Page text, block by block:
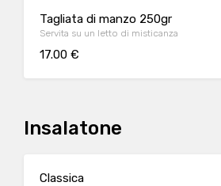
Tagliata di manzo 250gr
Servita su un letto di misticanza
17.00 €
Insalatone
Classica